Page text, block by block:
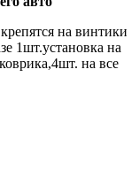
на винтики
1шт.установка на
на все